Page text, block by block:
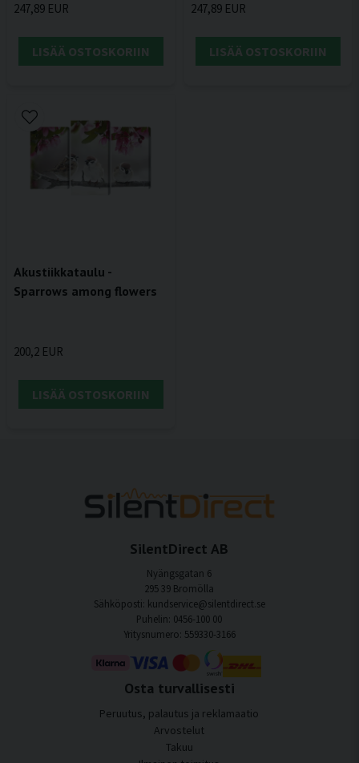
247,89 EUR
LISÄÄ OSTOSKORIIN
247,89 EUR
LISÄÄ OSTOSKORIIN
Akustiikkataulu -
Sparrows among flowers
200,2 EUR
LISÄÄ OSTOSKORIIN
SilentDirect AB
Nyängsgatan 6
295 39 Bromölla
Sähköposti: kundservice@silentdirect.se
Puhelin: 0456-100 00
Yritysnumero: 559330-3166
Osta turvallisesti
Peruutus, palautus ja reklamaatio
Arvostelut
Takuu